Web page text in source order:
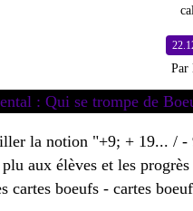
Par
la notion "+9; + 19... / -
aux élèves et les
cartes boeufs - cartes